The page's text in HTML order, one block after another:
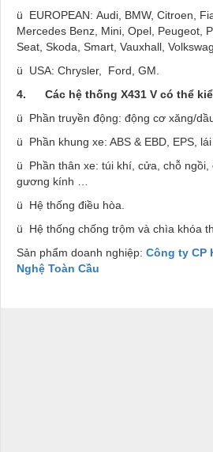
ü EUROPEAN: Audi, BMW, Citroen,
Mercedes Benz, Mini, Opel, Peugeot,
Seat, Skoda, Smart, Vauxhall,
ü USA: Chrysler, Ford, GM.
4. Các hệ thống X431 V có thể
ü Phần truyền động: động cơ xăng/
ü Phần khung xe: ABS & EBD, EPS,
ü Phần thân xe: túi khí, cửa, chỗ ngồi,
gương kính …
ü Hệ thống điều hòa.
ü Hệ thống chống trộm và chìa khóa
Sản phẩm doanh nghiệp: Công ty CP
Nghệ Toàn Cầu